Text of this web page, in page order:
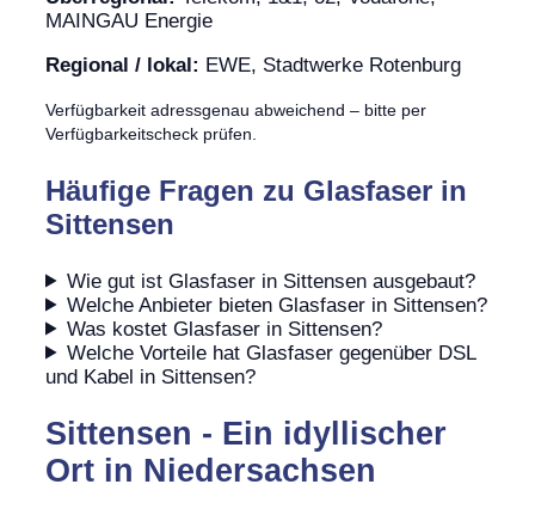
MAINGAU Energie
Regional / lokal: EWE, Stadtwerke Rotenburg
Verfügbarkeit adressgenau abweichend – bitte per
Verfügbarkeitscheck prüfen.
Häufige Fragen zu Glasfaser in
Sittensen
Wie gut ist Glasfaser in Sittensen ausgebaut?
Welche Anbieter bieten Glasfaser in Sittensen?
Was kostet Glasfaser in Sittensen?
Welche Vorteile hat Glasfaser gegenüber DSL
und Kabel in Sittensen?
Sittensen - Ein idyllischer
Ort in Niedersachsen